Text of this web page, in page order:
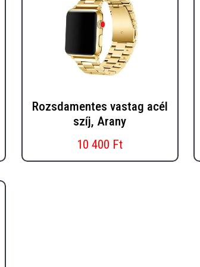
Rozsdamentes vastag acél
szíj, Arany
10 400 Ft